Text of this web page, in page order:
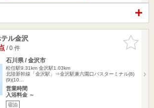
お気に入
りに追加
ル金沢
/ 0 件
石川県 / 金沢市
松任駅9.31km 金沢駅1.03km
北陸新幹線「金沢駅」⇒金沢駅兼六園口バスターミナル(8)
(9)(10…
営業時間
入浴料金 ～
宿泊